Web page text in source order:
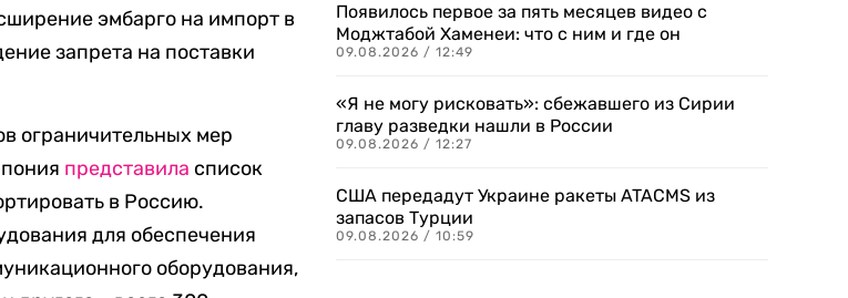
эмбарго на импорт в
запрета на поставки
ограничительных мер
представила список
в Россию.
для обеспечения
оборудования,
Появилось первое за пять месяцев видео с
Моджтабой Хаменеи: что с ним и где он
09.08.2026 / 12:49
«Я не могу рисковать»: сбежавшего из Сирии
главу разведки нашли в России
09.08.2026 / 12:27
США передадут Украине ракеты ATACMS из
запасов Турции
09.08.2026 / 10:59